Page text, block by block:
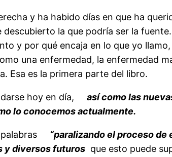
y ha habido días en que ha
la que podría ser la
y por qué encaja en lo que yo
una enfermedad, la enfermedad
Esa es la primera parte del libro.
hoy en día,
así como las
lo conocemos actualmente.
“paralizando el proceso
y diversos futuros que esto puede